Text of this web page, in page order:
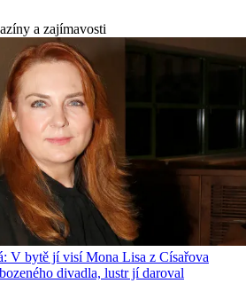
a zajímavosti
V bytě jí visí Mona Lisa z Císařova
divadla, lustr jí daroval